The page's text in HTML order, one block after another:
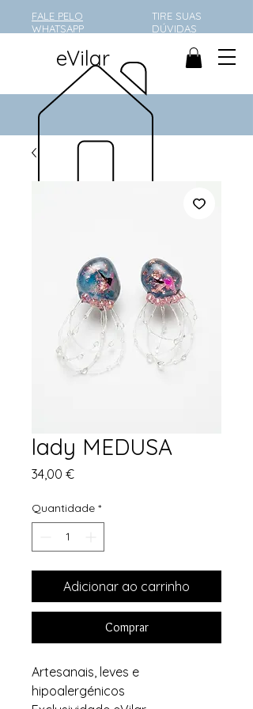
FALE PELO
WHATSAPP
TIRE SUAS
DÚVIDAS
eVilar
lady MEDUSA
34,00 €Preço
Quantidade *
Adicionar ao carrinho
Comprar
Artesanais, leves e
hipoalergénicos